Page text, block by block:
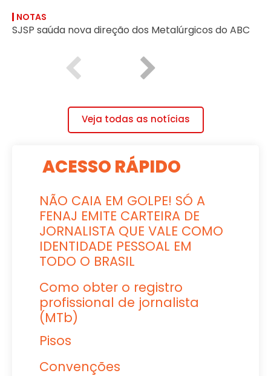
NOTAS
SJSP saúda nova direção dos Metalúrgicos do ABC
Veja todas as notícias
ACESSO RÁPIDO
NÃO CAIA EM GOLPE! SÓ A
FENAJ EMITE CARTEIRA DE
JORNALISTA QUE VALE COMO
IDENTIDADE PESSOAL EM
TODO O BRASIL
Como obter o registro
profissional de jornalista
(MTb)
Pisos
Convenções